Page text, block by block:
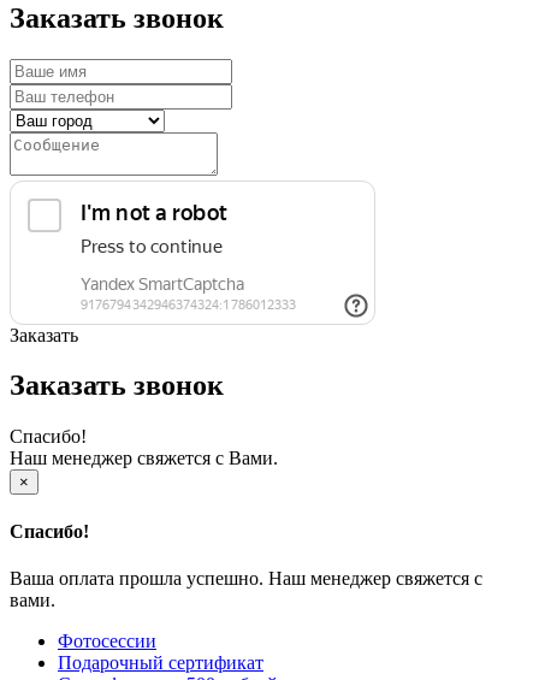
Заказать звонок
Заказать
Заказать звонок
Спасибо!
Наш менеджер свяжется с Вами.
×
Спасибо!
Ваша оплата прошла успешно. Наш менеджер свяжется с
вами.
Фотосессии
Подарочный сертификат